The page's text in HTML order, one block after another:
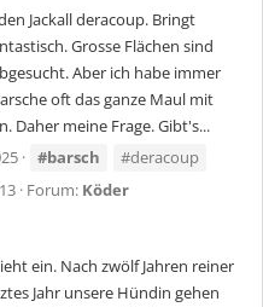
Jackall deracoup. Bringt
Grosse Flächen sind
Aber ich habe immer
oft das ganze Maul mit
Daher meine Frage. Gibt's...
#barsch
#deracoup
Forum: Köder
ein. Nach zwölf Jahren reiner
Jahr unsere Hündin gehen